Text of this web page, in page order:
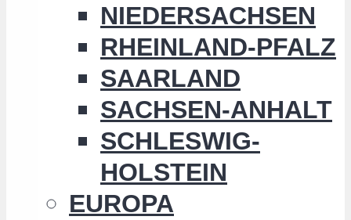
NIEDERSACHSEN
RHEINLAND-PFALZ
SAARLAND
SACHSEN-ANHALT
SCHLESWIG-
HOLSTEIN
EUROPA